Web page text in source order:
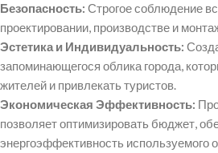
Безопасность: Строгое соблюдение
проектировании, производстве и
Эстетика и Индивидуальность:
запоминающегося облика города,
жителей и привлекать туристов.
Экономическая Эффективность:
позволяет оптимизировать бюджет,
энергоэффективность используемого